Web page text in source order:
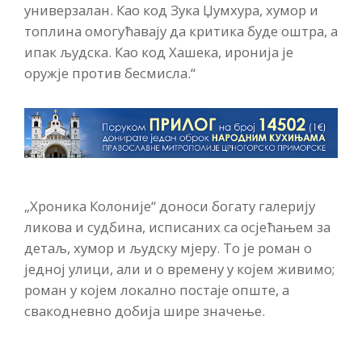
универзалан. Као код Зука Џумхура, хумор и
топлина омогућавају да критика буде оштра, а
ипак људска. Као код Хашека, иронија је
оружје против бесмисла.“
„Хроника Колоније“ доноси богату галерију
ликова и судбина, исписаних са осјећањем за
детаљ, хумор и људску мјеру. То је роман о
једној улици, али и о времену у којем живимо;
роман у којем локално постаје опште, а
свакодневно добија шире значење.